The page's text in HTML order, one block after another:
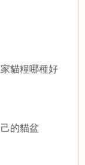
貓糧哪種好
的貓盆